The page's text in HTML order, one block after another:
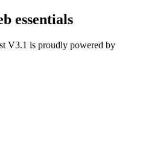
essentials
V3.1 is proudly powered by